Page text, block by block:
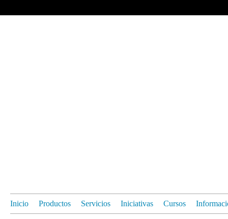
Inicio Productos Servicios Iniciativas Cursos